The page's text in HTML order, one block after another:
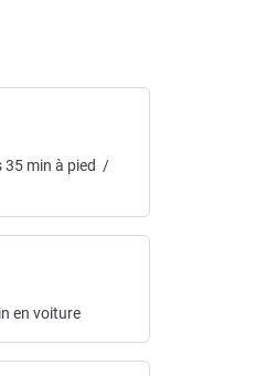
35 min à pied /
en voiture